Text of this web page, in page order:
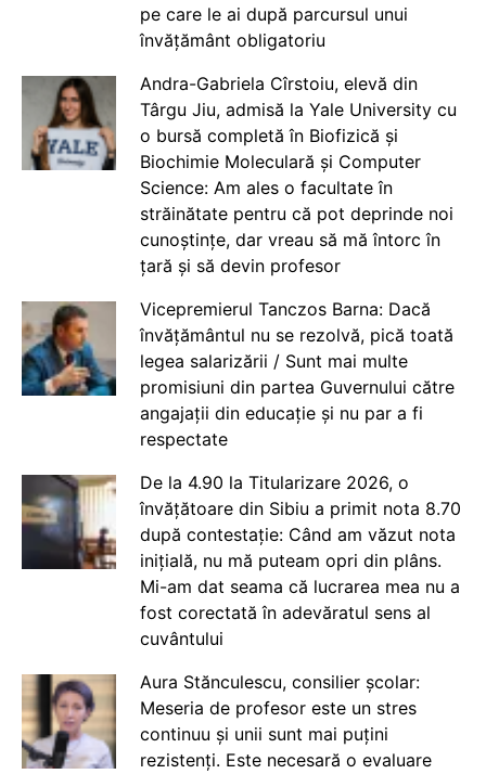
pe care le ai după parcursul unui
învățământ obligatoriu
Andra-Gabriela Cîrstoiu, elevă din
Târgu Jiu, admisă la Yale University cu
o bursă completă în Biofizică și
Biochimie Moleculară și Computer
Science: Am ales o facultate în
străinătate pentru că pot deprinde noi
cunoștințe, dar vreau să mă întorc în
țară și să devin profesor
Vicepremierul Tanczos Barna: Dacă
învățământul nu se rezolvă, pică toată
legea salarizării / Sunt mai multe
promisiuni din partea Guvernului către
angajații din educație și nu par a fi
respectate
De la 4.90 la Titularizare 2026, o
învățătoare din Sibiu a primit nota 8.70
după contestație: Când am văzut nota
inițială, nu mă puteam opri din plâns.
Mi-am dat seama că lucrarea mea nu a
fost corectată în adevăratul sens al
cuvântului
Aura Stănculescu, consilier școlar:
Meseria de profesor este un stres
continuu și unii sunt mai puțini
rezistenți. Este necesară o evaluare